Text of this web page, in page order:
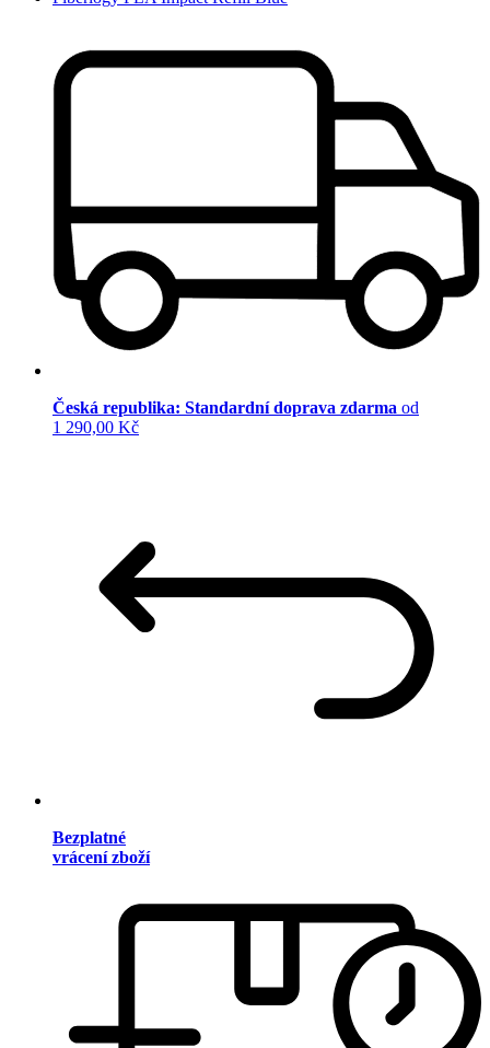
Česká republika: Standardní doprava zdarma od
1 290,00 Kč
Bezplatné
vrácení zboží